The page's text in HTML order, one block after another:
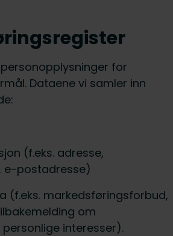
for
Dataene vi samler inn
(f.eks. adresse,
e-postadresse)
(f.eks. markedsføringsforbud,
om
interesser).